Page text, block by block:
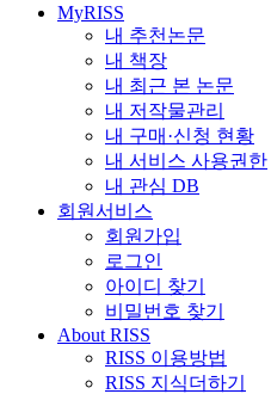
MyRISS
내 추천논문
내 책장
내 최근 본 논문
내 저작물관리
내 구매·신청 현황
내 서비스 사용권한
내 관심 DB
회원서비스
회원가입
로그인
아이디 찾기
비밀번호 찾기
About RISS
RISS 이용방법
RISS 지식더하기